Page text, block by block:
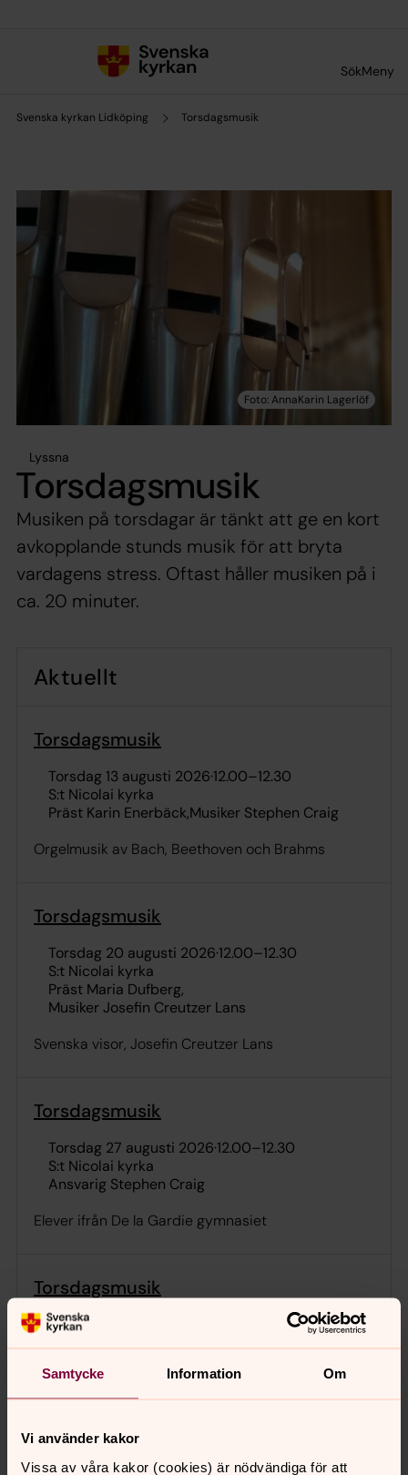
Samtycke Information Om
Vi använder kakor
Vissa av våra kakor (cookies) är nödvändiga för att
SökMeny
Svenska kyrkan Lidköping Torsdagsmusik
Lyssna
Torsdagsmusik
Musiken på torsdagar är tänkt att ge en kort
avkopplande stunds musik för att bryta
vardagens stress. Oftast håller musiken på i
ca. 20 minuter.
Aktuellt
Torsdagsmusik
torsdag 13 augusti 2026·12.00–12.30
S:t Nicolai kyrka
Präst Karin Enerbäck Musiker Stephen Craig
Orgelmusik av Bach, Beethoven och Brahms
Torsdagsmusik
torsdag 20 augusti 2026·12.00–12.30
S:t Nicolai kyrka
Präst Maria Dufberg
Musiker Josefin Creutzer Lans
Svenska visor, Josefin Creutzer Lans
Torsdagsmusik
torsdag 27 augusti 2026·12.00–12.30
S:t Nicolai kyrka
Ansvarig Stephen Craig
Elever ifrån De la Gardie gymnasiet
Torsdagsmusik
torsdag 3 september 2026
12.30
Musiker Josefin Creutzer Lans
Lans